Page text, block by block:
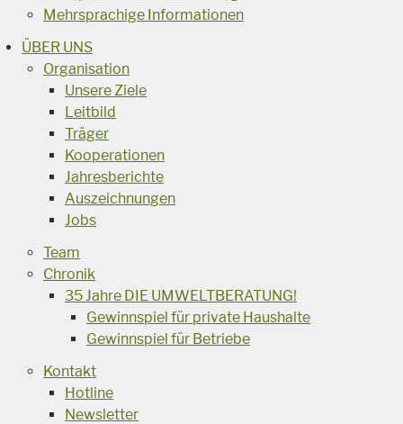
Mehrsprachige Informationen
ÜBER UNS
Organisation
Unsere Ziele
Leitbild
Träger
Kooperationen
Jahresberichte
Auszeichnungen
Jobs
Team
Chronik
35 Jahre DIE UMWELTBERATUNG!
Gewinnspiel für private Haushalte
Gewinnspiel für Betriebe
Kontakt
Hotline
Newsletter